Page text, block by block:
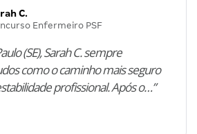
C.
Enfermeiro PSF
(SE), Sarah C. sempre
como o caminho mais seguro
profissional. Após o…”